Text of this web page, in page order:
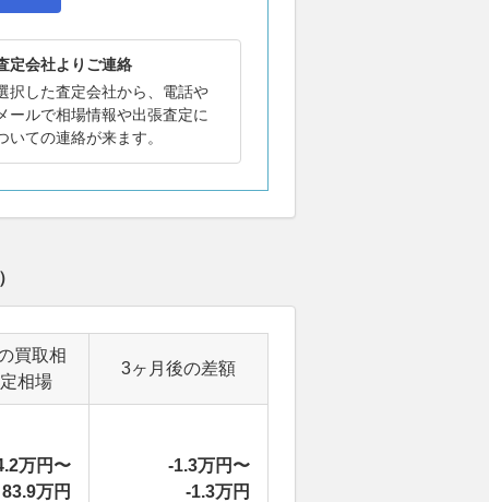
定会社よりご連絡
択した査定会社から、電話や
ールで相場情報や出張査定に
いての連絡が来ます。
買取相
相場
3ヶ月後の差額
万円〜
83.9万円
-1.3万円〜
-1.3万円